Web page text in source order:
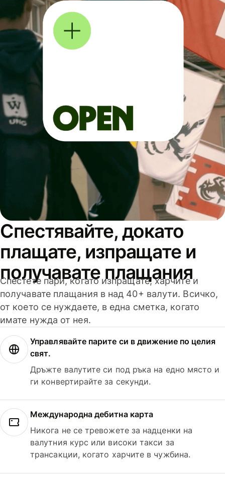
Спестявайте, докато
плащате, изпращате и
получавате плащания
Спестете пари, когато изпращате, харчите и
получавате плащания в над 40+ валути. Всичко,
от което се нуждаете, в една сметка, когато
имате нужда от нея.
Управлявайте парите си в движение по целия
свят.
Дръжте валутите си под ръка на едно място и
ги конвертирайте за секунди.
Международна дебитна карта
Никога не се тревожете за надценки на
валутния курс или високи такси за
трансакции, когато харчите в чужбина.